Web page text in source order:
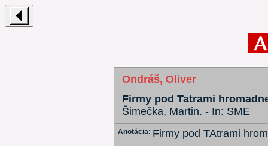
Ondráš, Oliver
Firmy pod Tatrami
Šimečka, Martin. - In: SME
Anotácia: Firmy pod TAtrami